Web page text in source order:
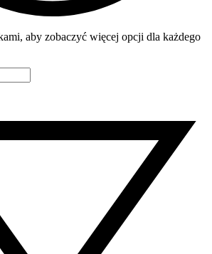
aby zobaczyć więcej opcji dla każdego